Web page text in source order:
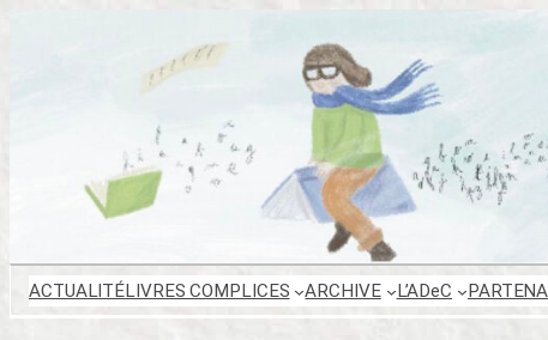
ACTUALITÉLIVRES COMPLICES ARCHIVE L’ADeC